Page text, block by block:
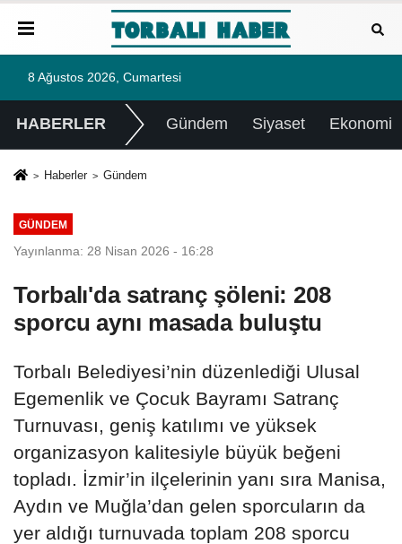
8 Ağustos 2026, Cumartesi
HABERLER Gündem Siyaset Ekonomi
Haberler Gündem
GÜNDEM
Yayınlanma: 28 Nisan 2026 - 16:28
Torbalı'da satranç şöleni: 208
sporcu aynı masada buluştu
Torbalı Belediyesi’nin düzenlediği Ulusal
Egemenlik ve Çocuk Bayramı Satranç
Turnuvası, geniş katılımı ve yüksek
organizasyon kalitesiyle büyük beğeni
topladı. İzmir’in ilçelerinin yanı sıra Manisa,
Aydın ve Muğla’dan gelen sporcuların da
yer aldığı turnuvada toplam 208 sporcu